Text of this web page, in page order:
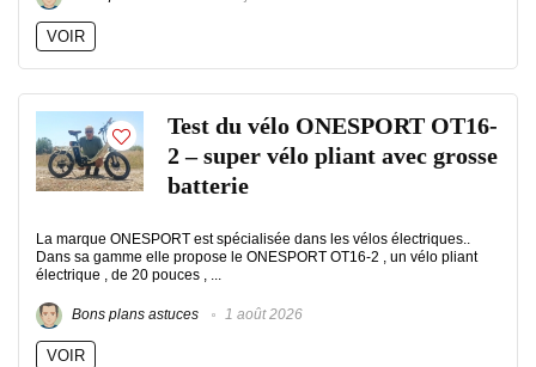
VOIR
Test du vélo ONESPORT OT16-
2 – super vélo pliant avec grosse
batterie
La marque ONESPORT est spécialisée dans les vélos électriques..
Dans sa gamme elle propose le ONESPORT OT16-2 , un vélo pliant
électrique , de 20 pouces , ...
Bons plans astuces 1 août 2026
VOIR